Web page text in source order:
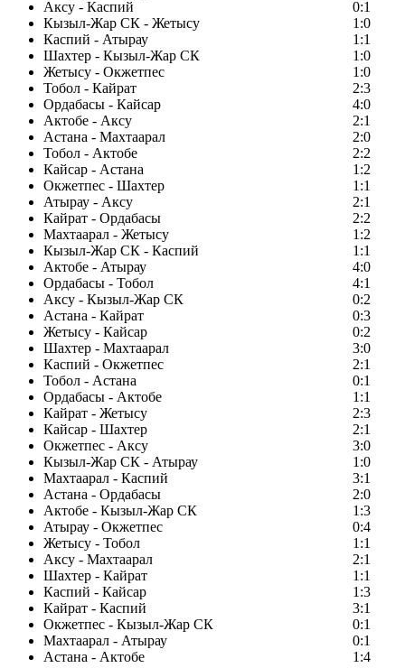
Аксу - Каспий
0:1
Кызыл-Жар СК - Жетысу
1:0
Каспий - Атырау
1:1
Шахтер - Кызыл-Жар СК
1:0
Жетысу - Окжетпес
1:0
Тобол - Кайрат
2:3
Ордабасы - Кайсар
4:0
Актобе - Аксу
2:1
Астана - Махтаарал
2:0
Тобол - Актобе
2:2
Кайсар - Астана
1:2
Окжетпес - Шахтер
1:1
Атырау - Аксу
2:1
Кайрат - Ордабасы
2:2
Махтаарал - Жетысу
1:2
Кызыл-Жар СК - Каспий
1:1
Актобе - Атырау
4:0
Ордабасы - Тобол
4:1
Аксу - Кызыл-Жар СК
0:2
Астана - Кайрат
0:3
Жетысу - Кайсар
0:2
Шахтер - Махтаарал
3:0
Каспий - Окжетпес
2:1
Тобол - Астана
0:1
Ордабасы - Актобе
1:1
Кайрат - Жетысу
2:3
Кайсар - Шахтер
2:1
Окжетпес - Аксу
3:0
Кызыл-Жар СК - Атырау
1:0
Махтаарал - Каспий
3:1
Астана - Ордабасы
2:0
Актобе - Кызыл-Жар СК
1:3
Атырау - Окжетпес
0:4
Жетысу - Тобол
1:1
Аксу - Махтаарал
2:1
Шахтер - Кайрат
1:1
Каспий - Кайсар
1:3
Кайрат - Каспий
3:1
Окжетпес - Кызыл-Жар СК
0:1
Махтаарал - Атырау
0:1
Астана - Актобе
1:4